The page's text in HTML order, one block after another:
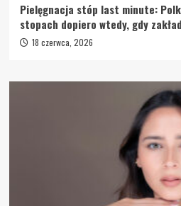
Pielęgnacja stóp last minute:
stopach dopiero wtedy, gdy
18 czerwca, 2026